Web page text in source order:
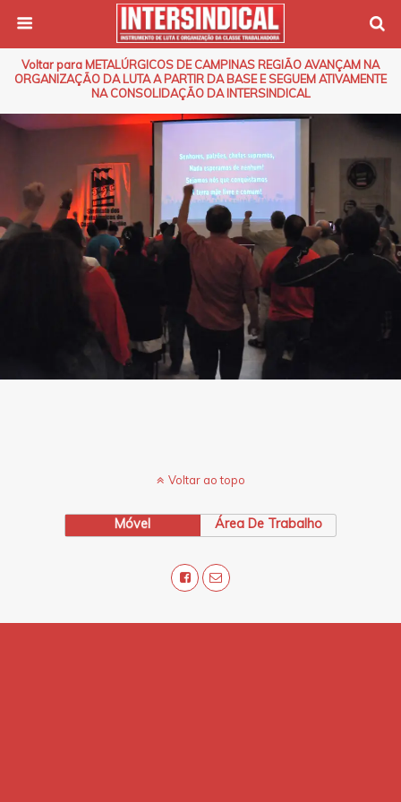
Voltar para METALÚRGICOS DE CAMPINAS REGIÃO AVANÇAM NA
ORGANIZAÇÃO DA LUTA A PARTIR DA BASE E SEGUEM ATIVAMENTE
NA CONSOLIDAÇÃO DA INTERSINDICAL
Voltar ao topo
Móvel Área De Trabalho